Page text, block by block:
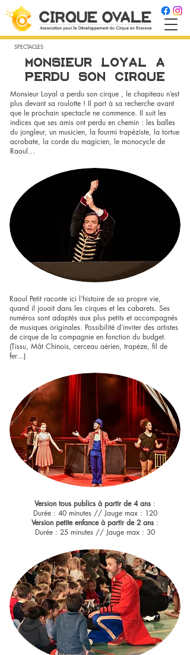
SPECTACLES
MONSIEUR LOYAL A
PERDU SON CIRQUE
Monsieur Loyal a perdu son cirque , le chapiteau n’est
plus devant sa roulotte ! Il part à sa recherche avant
que le prochain spectacle ne commence. Il suit les
indices que ses amis ont perdu en chemin : les balles
du jongleur, un musicien, la fourmi trapéziste, la tortue
acrobate, la corde du magicien, le monocycle de
Raoul…
Raoul Petit raconte ici l’histoire de sa propre vie,
quand il jouait dans les cirques et les cabarets. Ses
numéros sont adaptés aux plus petits et accompagnés
de musiques originales. Possibilité d’inviter des artistes
de cirque de la compagnie en fonction du budget.
(Tissu, Mât Chinois, cerceau aérien, trapèze, fil de
fer…)
​Version tous publics à partir de 4 ans :
Durée : 40 minutes // Jauge max : 120
Version petite enfance à partir de 2 ans :
Durée : 25 minutes // Jauge max : 30